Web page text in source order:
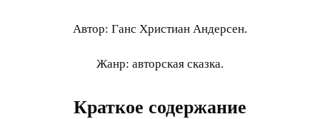
Автор: Ганс Христиан Андерсен.
Жанр: авторская сказка.
Краткое содержание